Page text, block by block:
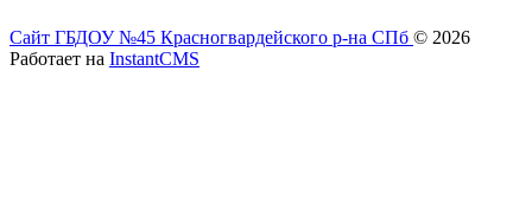
Сайт ГБДОУ №45 Красногвардейского р-на СПб © 2026
Работает на InstantCMS